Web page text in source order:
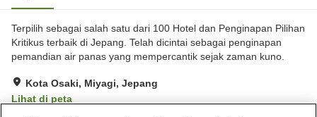
Terpilih sebagai salah satu dari 100 Hotel dan Penginapan Pilihan
Kritikus terbaik di Jepang. Telah dicintai sebagai penginapan
pemandian air panas yang mempercantik sejak zaman kuno.
Kota Osaki, Miyagi, Jepang
Lihat di peta